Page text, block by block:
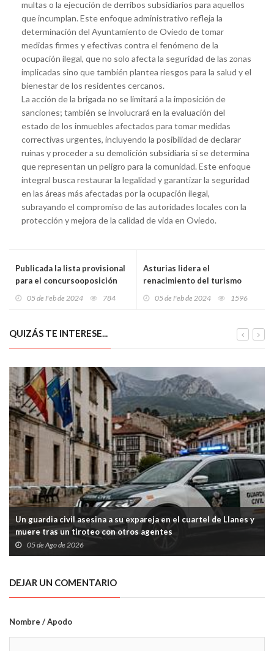
multas o la ejecución de derribos subsidiarios para aquellos
que incumplan. Este enfoque administrativo refleja la
determinación del Ayuntamiento de Oviedo de tomar
medidas firmes y efectivas contra el fenómeno de la
ocupación ilegal, que no solo afecta la seguridad de las zonas
implicadas sino que también plantea riesgos para la salud y el
bienestar de los residentes cercanos.
La acción de la brigada no se limitará a la imposición de
sanciones; también se involucrará en la evaluación del
estado de los inmuebles afectados para tomar medidas
correctivas urgentes, incluyendo la posibilidad de declarar
ruinas y proceder a su demolición subsidiaria si se determina
que representan un peligro para la comunidad. Este enfoque
integral busca restaurar la legalidad y garantizar la seguridad
en las áreas más afectadas por la ocupación ilegal,
subrayando el compromiso de las autoridades locales con la
protección y mejora de la calidad de vida en Oviedo.
Publicada la lista provisional
para el concursooposición
05 de Feb de 2024 784
Asturias lidera el
renacimiento del turismo
05 de Feb de 2024 1596
QUIZÁS TE INTERESE...
Un guardia civil asesina a su expareja en el cuartel de Llanes y
muere tras un tiroteo con otros agentes
05 de Ago de 2026
DEJAR UN COMENTARIO
Nombre / Apodo